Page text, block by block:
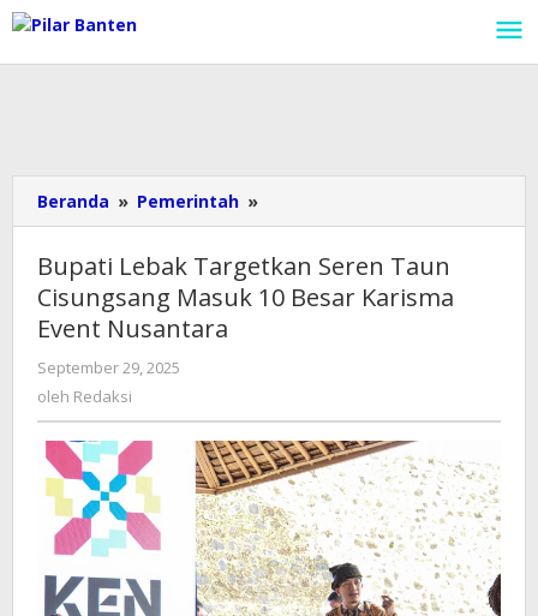
Lewati
ke
konten
Beranda » Pemerintah »
Lebak
Targetkan
Seren
Taun
Karisma
Event
Nusantara
Bupati Lebak Targetkan Seren Taun
Cisungsang Masuk 10 Besar Karisma
Event Nusantara
September 29, 2025
oleh Redaksi